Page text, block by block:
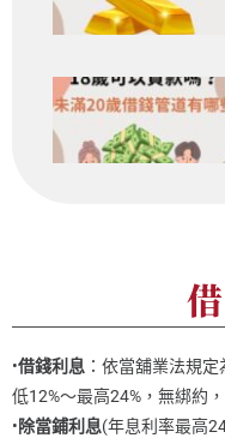
•借錢利息 ：依當舖業法規
低12%～最高24%，無綁約
•除當鋪利息(年息利率最高